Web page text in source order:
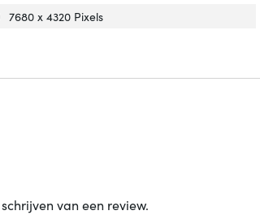
over 'Maximum resolutie'
uitleg over 'Maximum resolutie'
7680 x 4320 Pixels
van een review.